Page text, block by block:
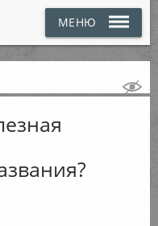
МЕНЮ